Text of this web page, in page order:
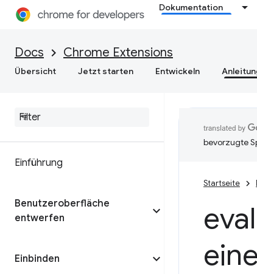
Dokumentation
Docs Chrome Extensions
Übersicht Jetzt starten Entwickeln
Einführung
Benutzeroberfläche
entwerfen
Einbinden
bevorzugte
Startseite